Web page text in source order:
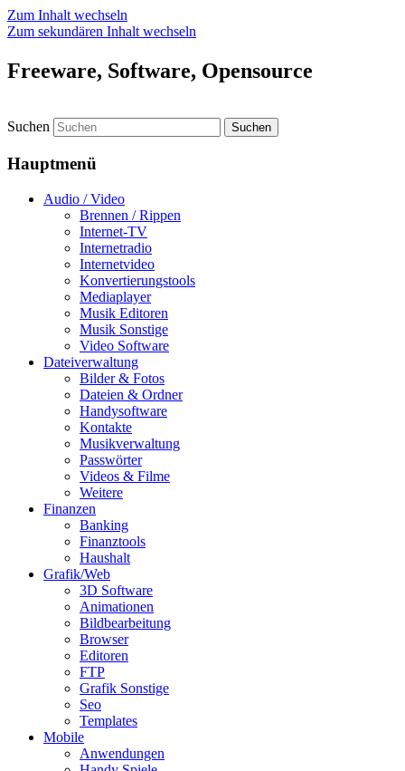
Zum Inhalt wechseln
Zum sekundären Inhalt wechseln
Freeware, Software, Opensource
Suchen
Hauptmenü
Audio / Video
Brennen / Rippen
Internet-TV
Internetradio
Internetvideo
Konvertierungstools
Mediaplayer
Musik Editoren
Musik Sonstige
Video Software
Dateiverwaltung
Bilder & Fotos
Dateien & Ordner
Handysoftware
Kontakte
Musikverwaltung
Passwörter
Videos & Filme
Weitere
Finanzen
Banking
Finanztools
Haushalt
Grafik/Web
3D Software
Animationen
Bildbearbeitung
Browser
Editoren
FTP
Grafik Sonstige
Seo
Templates
Mobile
Anwendungen